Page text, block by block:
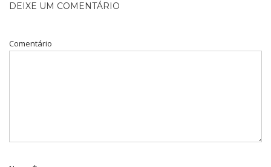
DEIXE UM COMENTÁRIO
Comentário